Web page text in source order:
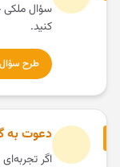
سؤال ملکی
کنید.
طرح سؤال
دعوت به
اگر